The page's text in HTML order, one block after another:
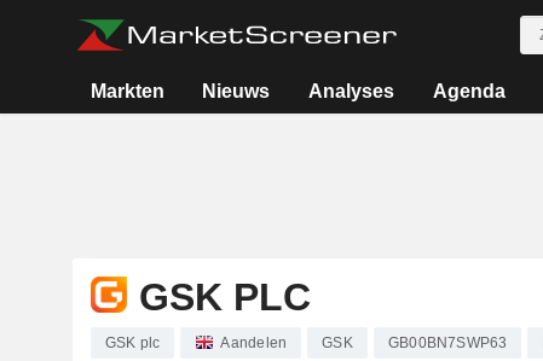
Markten Nieuws Analyses Agenda
GSK PLC
GSK plc Aandelen GSK GB00BN7SWP63